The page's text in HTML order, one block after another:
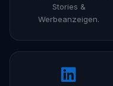
Stories &
Werbeanzeigen.